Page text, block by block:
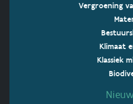
Vergroening
Klimaat
Klassiek